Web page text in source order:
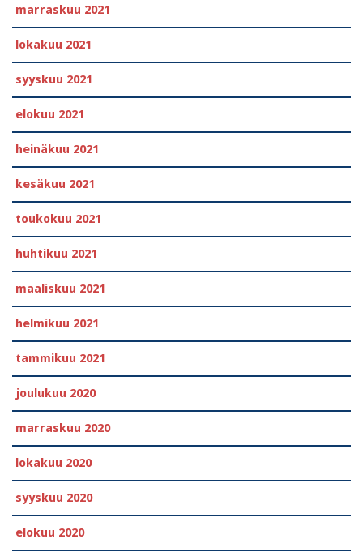
marraskuu 2021
lokakuu 2021
syyskuu 2021
elokuu 2021
heinäkuu 2021
kesäkuu 2021
toukokuu 2021
huhtikuu 2021
maaliskuu 2021
helmikuu 2021
tammikuu 2021
joulukuu 2020
marraskuu 2020
lokakuu 2020
syyskuu 2020
elokuu 2020